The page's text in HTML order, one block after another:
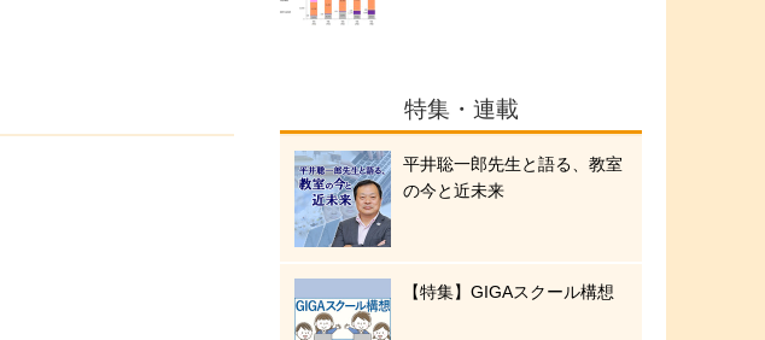
特集・連載
平井聡一郎先生と語る、教室
の今と近未来
【特集】GIGAスクール構想